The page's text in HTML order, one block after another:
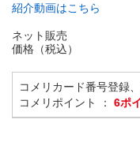
紹介動画はこちら
ネット販売
価格（税込）
コメリカード番号登録
コメリポイント ： 6ポ